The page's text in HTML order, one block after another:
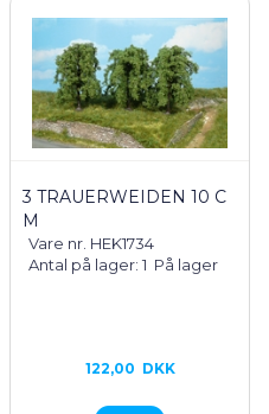
3 TRAUERWEIDEN 10 C
M
Vare nr. HEK1734
Antal på lager: 1 På lager
122,00 DKK